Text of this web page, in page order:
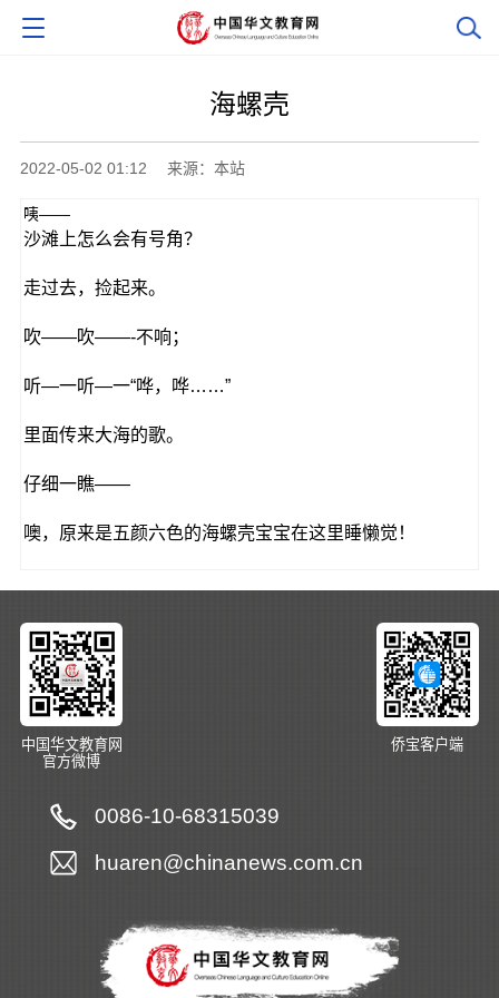
海螺壳
2022-05-02 01:12 来源：本站
咦――
沙滩上怎么会有号角？
走过去，捡起来。
吹――吹――-不响；
听―一听―一“哗，哗……”
里面传来大海的歌。
仔细一瞧――
噢，原来是五颜六色的海螺壳宝宝在这里睡懒觉！
中国华文教育网
官方微博
侨宝客户端
0086-10-68315039
huaren@chinanews.com.cn